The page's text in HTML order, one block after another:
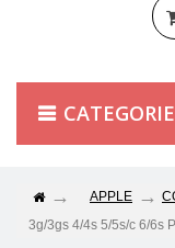
APPLE
3g/3gs 4/4s 5/5s/c 6/6s